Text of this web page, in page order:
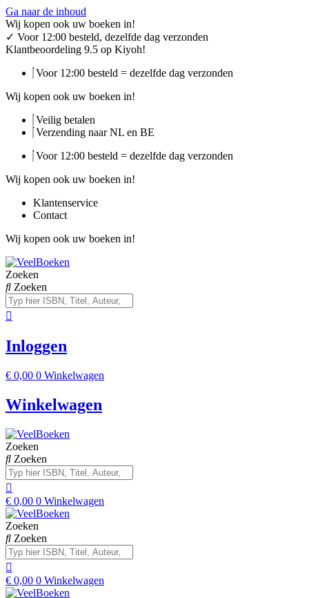
Ga naar de inhoud
Wij kopen ook uw boeken in!
✓ Voor 12:00 besteld, dezelfde dag verzonden
Klantbeoordeling 9.5 op Kiyoh!
Voor 12:00 besteld = dezelfde dag verzonden
Wij kopen ook uw boeken in!
Veilig betalen
Verzending naar NL en BE
Voor 12:00 besteld = dezelfde dag verzonden
Wij kopen ook uw boeken in!
Klantenservice
Contact
Wij kopen ook uw boeken in!
Zoeken
Zoeken
Inloggen
€ 0,00 0 Winkelwagen
Winkelwagen
Zoeken
Zoeken
€ 0,00 0 Winkelwagen
Zoeken
Zoeken
€ 0,00 0 Winkelwagen